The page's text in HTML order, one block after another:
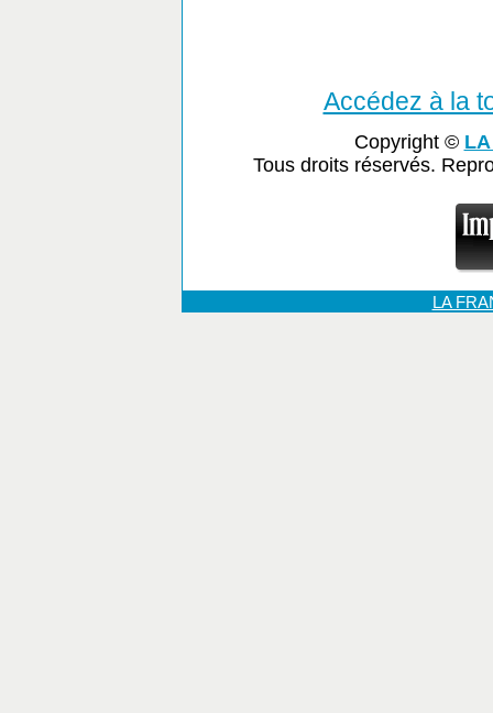
Accédez à la
Copyright ©
Tous droits réservés.
LA